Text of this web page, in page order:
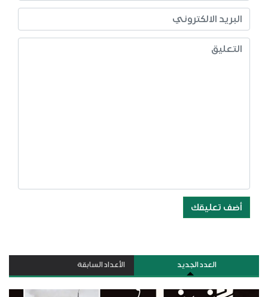
أضف تعليقك
العدد الجديد الأعداد السابقة